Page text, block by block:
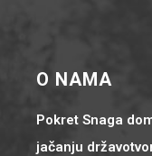
O NAMA
Pokret Snaga
jačanju